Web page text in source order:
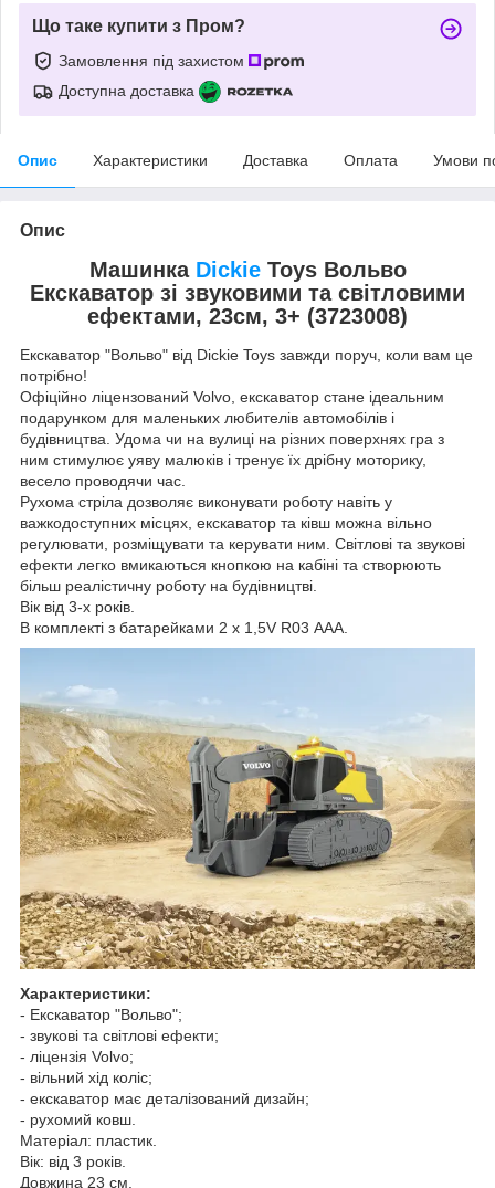
Що таке купити з Пром?
Замовлення під захистом
Доступна доставка
Опис Характеристики Доставка Оплата Умови
Опис
МашинкаDickieToys Вольво
Екскаватор зі звуковими та світловими
ефектами, 23см, 3+ (3723008)
Екскаватор "Вольво" від Dickie Toys завжди поруч, коли вам це
потрібно!
Офіційно ліцензований Volvo, екскаватор стане ідеальним
подарунком для маленьких любителів автомобілів і
будівництва. Удома чи на вулиці на різних поверхнях гра з
ним стимулює уяву малюків і тренує їх дрібну моторику,
весело проводячи час.
Рухома стріла дозволяє виконувати роботу навіть у
важкодоступних місцях, екскаватор та ківш можна вільно
регулювати, розміщувати та керувати ним. Світлові та звукові
ефекти легко вмикаються кнопкою на кабіні та створюють
більш реалістичну роботу на будівництві.
Вік від 3-х років.
В комплекті з батарейками 2 x 1,5V R03 ААА.
Характеристики:
- Екскаватор "Вольво";
- звукові та світлові ефекти;
- ліцензія Volvo;
- вільний хід коліс;
- екскаватор має деталізований дизайн;
- рухомий ковш.
Матеріал: пластик.
Вік: від 3 років.
Довжина 23 см.